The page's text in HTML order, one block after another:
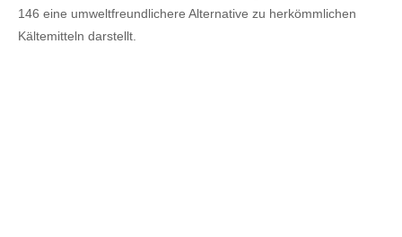
146 eine umweltfreundlichere Alternative zu herkömmlichen
Kältemitteln darstellt.